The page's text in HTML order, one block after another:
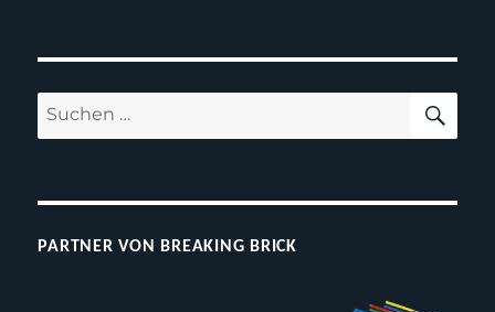
Suchen
nach:
PARTNER VON BREAKING BRICK